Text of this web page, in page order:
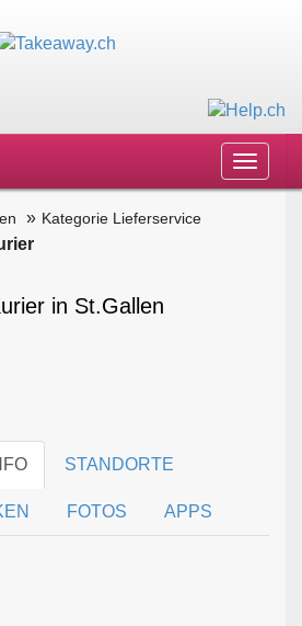
Toggle
Kategorie Lieferservice
in St.Gallen
STANDORTE
FOTOS APPS